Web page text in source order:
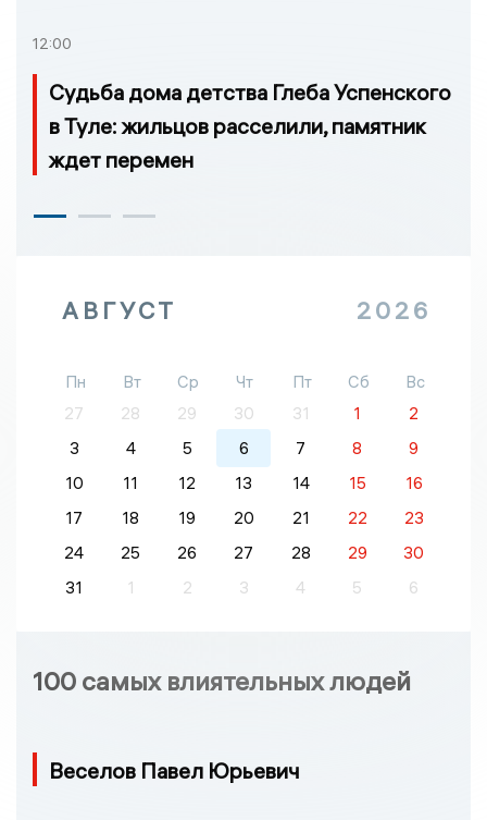
12:00
Судьба дома детства Глеба Успенского
в Туле: жильцов расселили, памятник
ждет перемен
АВГУСТ 2026
Пн Вт Ср Чт Пт Сб
Вс
27
28 29 30 31 1
2
3
4 5 6 7 8
9
10
11 12 13 14 15
16
17
18 19 20 21 22
23
24
25 26 27 28 29
30
31
1 2 3 4 5 6
100 самых влиятельных людей
Веселов Павел Юрьевич